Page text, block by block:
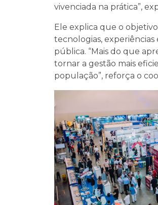
vivenciada na prática”,
Ele explica que o
tecnologias, experiências
pública. “Mais do que
tornar a gestão mais
população”, reforça o